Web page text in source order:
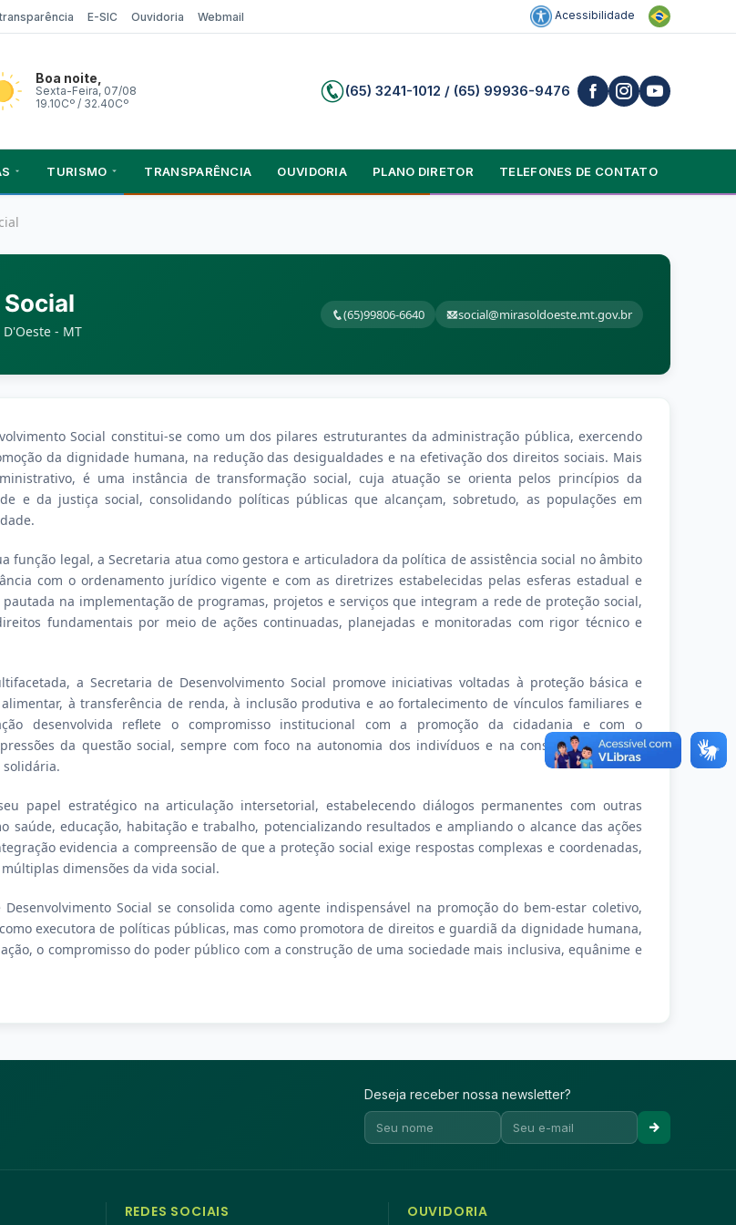
E-SIC Ouvidoria Webmail Acessibilidade
Boa noite,
Sexta-Feira, 07/08
19.10Cº / 32.40Cº
(65) 3241-1012 / (65) 99936-9476
TURISMO TRANSPARÊNCIA OUVIDORIA PLANO DIRETOR TELEFONES DE CONTATO
- MT
(65)99806-6640 social@mirasoldoeste.mt.gov.br
Social constitui-se como um dos pilares estruturantes da administração pública, exercendo
da dignidade humana, na redução das desigualdades e na efetivação dos direitos sociais. Mais
é uma instância de transformação social, cuja atuação se orienta pelos princípios da
e da justiça social, consolidando políticas públicas que alcançam, sobretudo, as populações em
função legal, a Secretaria atua como gestora e articuladora da política de assistência social no âmbito
com o ordenamento jurídico vigente e com as diretrizes estabelecidas pelas esferas estadual e
na implementação de programas, projetos e serviços que integram a rede de proteção social,
fundamentais por meio de ações continuadas, planejadas e monitoradas com rigor técnico e
a Secretaria de Desenvolvimento Social promove iniciativas voltadas à proteção básica e
à transferência de renda, à inclusão produtiva e ao fortalecimento de vínculos familiares e
desenvolvida reflete o compromisso institucional com a promoção da cidadania e com o
da questão social, sempre com foco na autonomia dos indivíduos e na construção de uma
solidária.
papel estratégico na articulação intersetorial, estabelecendo diálogos permanentes com outras
saúde, educação, habitação e trabalho, potencializando resultados e ampliando o alcance das ações
evidencia a compreensão de que a proteção social exige respostas complexas e coordenadas,
dimensões da vida social.
Social se consolida como agente indispensável na promoção do bem-estar coletivo,
executora de políticas públicas, mas como promotora de direitos e guardiã da dignidade humana,
o compromisso do poder público com a construção de uma sociedade mais inclusiva, equânime e
Deseja receber nossa newsletter?
REDES SOCIAIS OUVIDORIA